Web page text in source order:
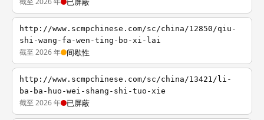
http://www.scmpchinese.com/sc/china/12850/qiu-
shi-wang-fa-wen-ting-bo-xi-lai
截至 2026 年 间歇性
http://www.scmpchinese.com/sc/china/13421/li-
ba-ba-huo-wei-shang-shi-tuo-xie
截至 2026 年 已屏蔽